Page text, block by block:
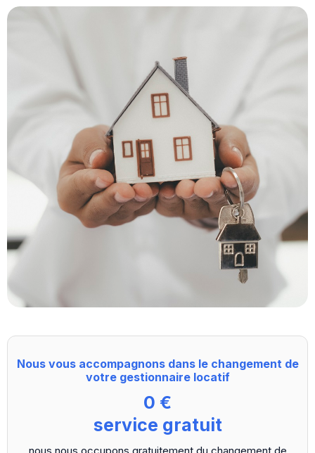
Nous vous accompagnons dans le changement de
votre gestionnaire locatif
0 €
service gratuit